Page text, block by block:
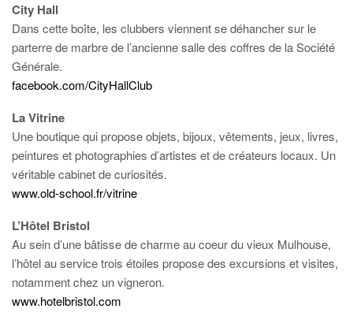
City Hall
Dans cette boîte, les clubbers viennent se déhancher sur le
parterre de marbre de l’ancienne salle des coffres de la Société
Générale.
facebook.com/CityHallClub
La Vitrine
Une boutique qui propose objets, bijoux, vêtements, jeux, livres,
peintures et photographies d’artistes et de créateurs locaux. Un
véritable cabinet de curiosités.
www.old-school.fr/vitrine
L’Hôtel Bristol
Au sein d’une bâtisse de charme au coeur du vieux Mulhouse,
l’hôtel au service trois étoiles propose des excursions et visites,
notamment chez un vigneron.
www.hotelbristol.com